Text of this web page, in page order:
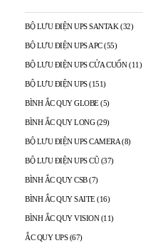
BỘ LƯU ĐIỆN UPS SANTAK (32)
BỘ LƯU ĐIỆN UPS APC (55)
BỘ LƯU ĐIỆN UPS CỬA CUỐN (11)
BỘ LƯU ĐIỆN UPS (151)
BÌNH ẮC QUY GLOBE (5)
BÌNH ẮC QUY LONG (29)
BỘ LƯU ĐIỆN UPS CAMERA (8)
BỘ LƯU ĐIỆN UPS CŨ (37)
BÌNH ẮC QUY CSB (7)
BÌNH ẮC QUY SAITE (16)
BÌNH ẮC QUY VISION (11)
ẮC QUY UPS (67)